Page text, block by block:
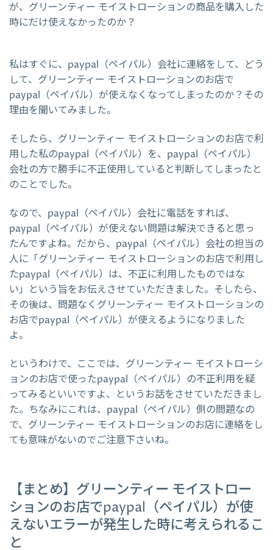
が、グリーンティー モイストローションの商品を購入した
時にだけ使えなかったのか？
私はすぐに、paypal（ペイパル）会社に連絡をして、どう
して、グリーンティー モイストローションのお店で
paypal（ペイパル）が使えなくなってしまったのか？その
理由を聞いてみました。
そしたら、グリーンティー モイストローションのお店で利
用した私のpaypal（ペイパル）を、paypal（ペイパル）
会社の方で勝手に不正使用していると判断してしまったと
のことでした。
なので、paypal（ペイパル）会社に電話をすれば、
paypal（ペイパル）が使えない問題は解決できると思っ
たんですよね。だから、paypal（ペイパル）会社の担当の
人に「グリーンティー モイストローションのお店で利用し
たpaypal（ペイパル）は、不正に利用したものではな
い」という旨をお伝えさせていただきました。そしたら、
その後は、問題なくグリーンティー モイストローションの
お店でpaypal（ペイパル）が使えるようになりました
よ。
というわけで、ここでは、グリーンティー モイストローシ
ョンのお店で使ったpaypal（ペイパル）の不正利用を疑
ってみるといいですよ、というお話をさせていただきまし
た。ちなみにこれは、paypal（ペイパル）側の問題なの
で、グリーンティー モイストローションのお店に連絡をし
ても意味がないのでご注意下さいね。
【まとめ】グリーンティー モイストロー
ションのお店でpaypal（ペイパル）が使
えないエラーが発生した時に考えられるこ
と